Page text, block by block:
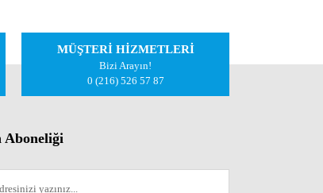
MÜŞTERİ HİZMETLERİ
Bizi Arayın!
0 (216) 526 57 87
Aboneliği